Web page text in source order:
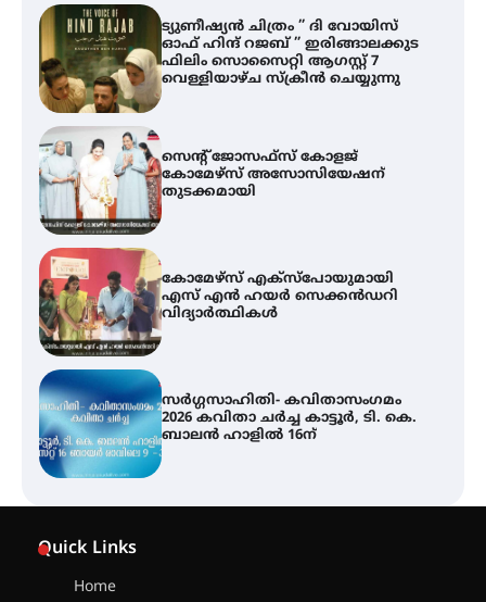
സെന്റ് ജോസഫ്സ് കോളജ്
കോമേഴ്‌സ് അസോസിയേഷന്
തുടക്കമായി
കോമേഴ്സ് എക്സ്പോയുമായി
എസ് എൻ ഹയർ സെക്കൻഡറി
വിദ്യാർത്ഥികൾ
സർഗ്ഗസാഹിതി- കവിതാസംഗമം
2026 കവിതാ ചർച്ച കാട്ടൂർ, ടി. കെ.
ബാലൻ ഹാളിൽ 16ന്
ശക്തമായ മഴ തുടരുന്നു – തൃശൂർ
ജില്ലയിൽ എല്ലാ വിദ്യാഭ്യാസ
സ്ഥാപനങ്ങൾക്കും ശനിയാഴ്ച
അവധി
Quick Links
Home